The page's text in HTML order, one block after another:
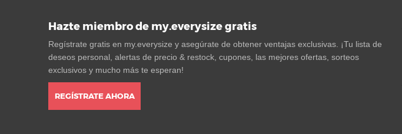
Hazte miembro de my.everysize gratis
Regístrate gratis en my.everysize y asegúrate de obtener ventajas exclusivas. ¡Tu lista de
deseos personal, alertas de precio & restock, cupones, las mejores ofertas, sorteos
exclusivos y mucho más te esperan!
REGÍSTRATE AHORA